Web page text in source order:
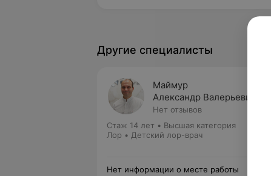
Другие специалисты
Маймур
Александр Валерьевич
Нет отзывов
Стаж 14 лет • Высшая категория
Лор • Детский лор-врач
Нет информации о месте работы